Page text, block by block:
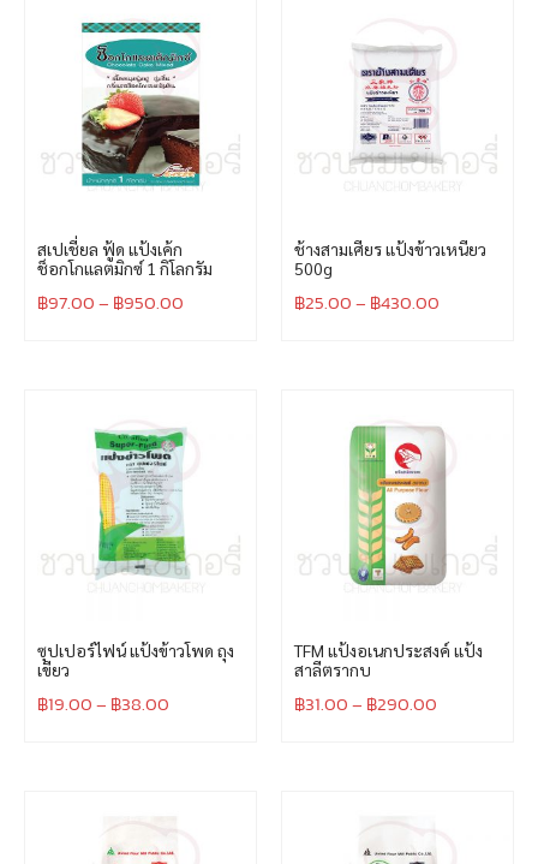
สเปเชี่ยล ฟู้ด แป้งเค้ก
ช็อกโกแลตมิกซ์ 1 กิโลกรัม
฿97.00– ฿950.00
ช้างสามเศียร แป้งข้าวเหนียว
500g
฿25.00– ฿430.00
ซุปเปอร์ไฟน์ แป้งข้าวโพด ถุง
เขียว
฿19.00– ฿38.00
TFM แป้งอเนกประสงค์ แป้ง
สาลีตรากบ
฿31.00– ฿290.00